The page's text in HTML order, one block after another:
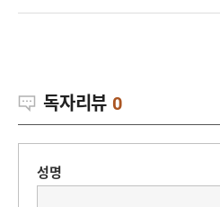
독자리뷰 0
성명